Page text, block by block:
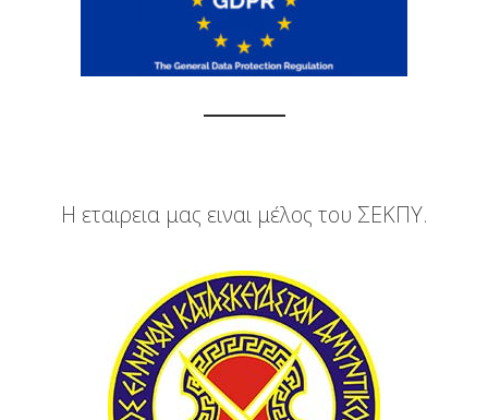
Η εταιρεια μας ειναι μέλος του ΣΕΚΠΥ.